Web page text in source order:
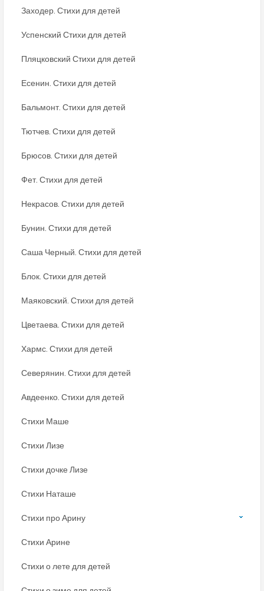
Заходер. Стихи для детей
Успенский Стихи для детей
Пляцковский Стихи для детей
Есенин. Стихи для детей
Бальмонт. Стихи для детей
Тютчев. Стихи для детей
Брюсов. Стихи для детей
Фет. Стихи для детей
Некрасов. Стихи для детей
Бунин. Стихи для детей
Саша Черный. Стихи для детей
Блок. Стихи для детей
Маяковский. Стихи для детей
Цветаева. Стихи для детей
Хармс. Стихи для детей
Северянин. Стихи для детей
Авдеенко. Стихи для детей
Стихи Маше
Стихи Лизе
Стихи дочке Лизе
Стихи Наташе
Стихи про Арину
Стихи Арине
Стихи о лете для детей